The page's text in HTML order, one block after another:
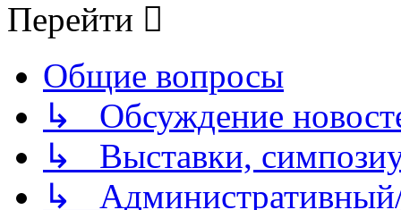
Перейти
Общие вопросы
↳ Обсуждение
↳ Выставки,
↳